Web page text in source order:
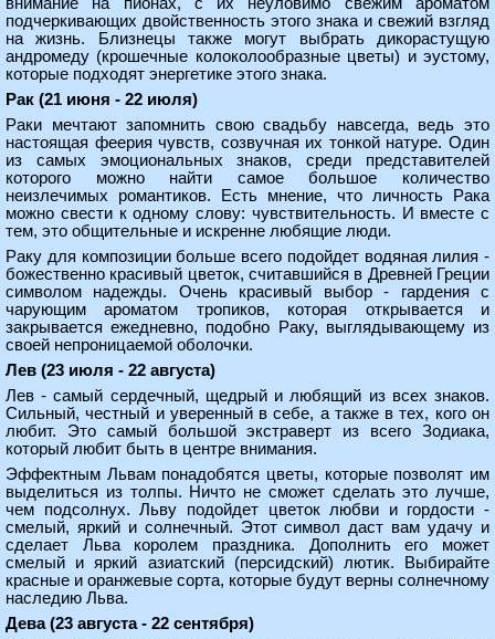
подчеркивающих двойственность этого знака и свежий взгляд
на жизнь. Близнецы также могут выбрать дикорастущую
андромеду (крошечные колоколообразные цветы) и эустому,
которые подходят энергетике этого знака.
Рак (21 июня - 22 июля)
Раки мечтают запомнить свою свадьбу навсегда, ведь это
настоящая феерия чувств, созвучная их тонкой натуре. Один
из самых эмоциональных знаков, среди представителей
которого можно найти самое большое количество
неизлечимых романтиков. Есть мнение, что личность Рака
можно свести к одному слову: чувствительность. И вместе с
тем, это общительные и искренне любящие люди.
Раку для композиции больше всего подойдет водяная лилия -
божественно красивый цветок, считавшийся в Древней Греции
символом надежды. Очень красивый выбор - гардения с
чарующим ароматом тропиков, которая открывается и
закрывается ежедневно, подобно Раку, выглядывающему из
своей непроницаемой оболочки.
Лев (23 июля - 22 августа)
Лев - самый сердечный, щедрый и любящий из всех знаков.
Сильный, честный и уверенный в себе, а также в тех, кого он
любит. Это самый большой экстраверт из всего Зодиака,
который любит быть в центре внимания.
Эффектным Львам понадобятся цветы, которые позволят им
выделиться из толпы. Ничто не сможет сделать это лучше,
чем подсолнух. Льву подойдет цветок любви и гордости -
смелый, яркий и солнечный. Этот символ даст вам удачу и
сделает Льва королем праздника. Дополнить его может
смелый и яркий азиатский (персидский) лютик. Выбирайте
красные и оранжевые сорта, которые будут верны солнечному
наследию Льва.
Дева (23 августа - 22 сентября)